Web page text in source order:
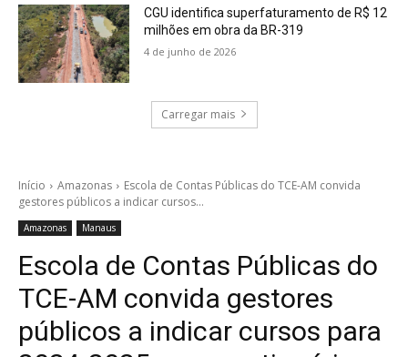
CGU identifica superfaturamento de R$ 12
milhões em obra da BR-319
4 de junho de 2026
Carregar mais